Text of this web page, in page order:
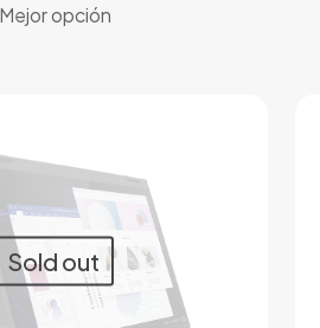
Mejor opción
Sold out